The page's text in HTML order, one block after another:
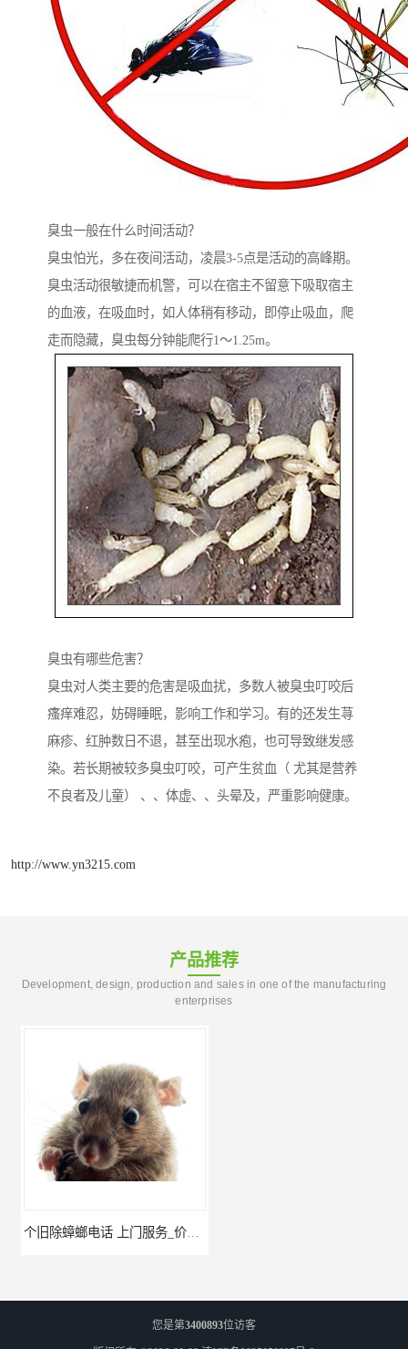
臭虫一般在什么时间活动？
臭虫怕光，多在夜间活动，凌晨3-5点是活动的高峰期。
臭虫活动很敏捷而机警，可以在宿主不留意下吸取宿主
的血液，在吸血时，如人体稍有移动，即停止吸血，爬
走而隐藏，臭虫每分钟能爬行1～1.25m。
臭虫有哪些危害？
臭虫对人类主要的危害是吸血扰，多数人被臭虫叮咬后
瘙痒难忍，妨碍睡眠，影响工作和学习。有的还发生荨
麻疹、红肿数日不退，甚至出现水疱，也可导致继发感
染。若长期被较多臭虫叮咬，可产生贫血（ 尤其是营养
不良者及儿童） 、、体虚、、头晕及，严重影响健康。
http://www.yn3215.com
产品推荐
Development, design, production and sales in one of the manufacturing
enterprises
个旧除蟑螂电话 上门服务_价格低_比三家
您是第3400893位访客